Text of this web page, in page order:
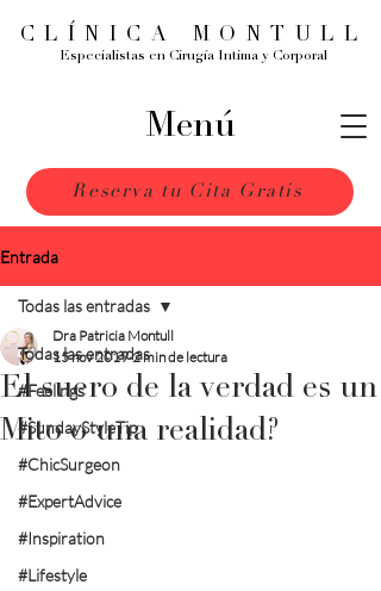
Reserva tu Cita Gratis
CLÍNICA MONTULL
Especialistas en Cirugía Intima y Corporal
Menú
Entrada
Todas las entradas
#Feelings
#SundayStyleTip
#ChicSurgeon
#ExpertAdvice
#Inspiration
#Lifestyle
Todas las entradas
El suero de la verdad es un
Mito o una realidad?
Dra Patricia Montull
15 nov 2019 2 min de lectura